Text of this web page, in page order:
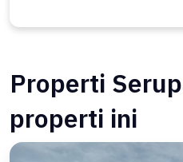
Properti
properti ini